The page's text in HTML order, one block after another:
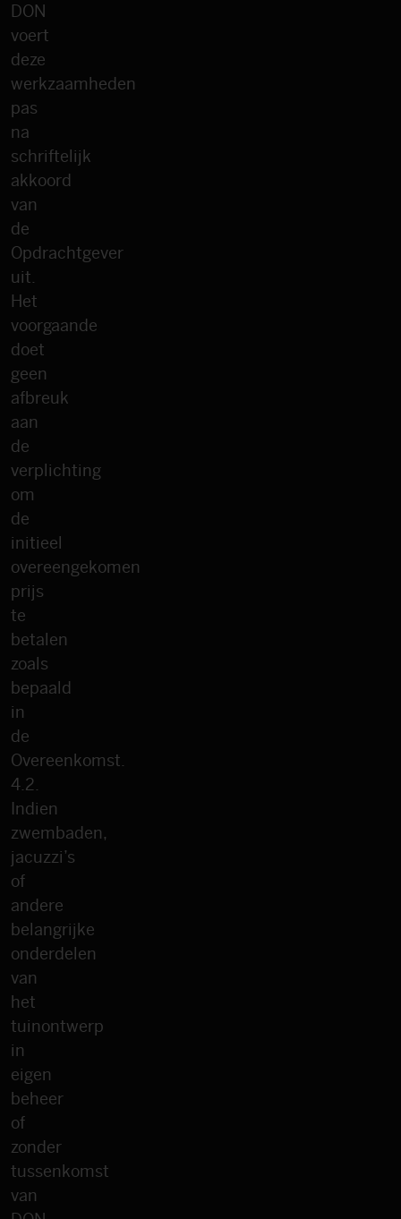
DON
voert
deze
werkzaamheden
pas
na
schriftelijk
akkoord
van
de
Opdrachtgever
uit.
Het
voorgaande
doet
geen
afbreuk
aan
de
verplichting
om
de
initieel
overeengekomen
prijs
te
betalen
zoals
bepaald
in
de
Overeenkomst.
4.2.
Indien
zwembaden,
jacuzzi’s
of
andere
belangrijke
onderdelen
van
het
tuinontwerp
in
eigen
beheer
of
zonder
tussenkomst
van